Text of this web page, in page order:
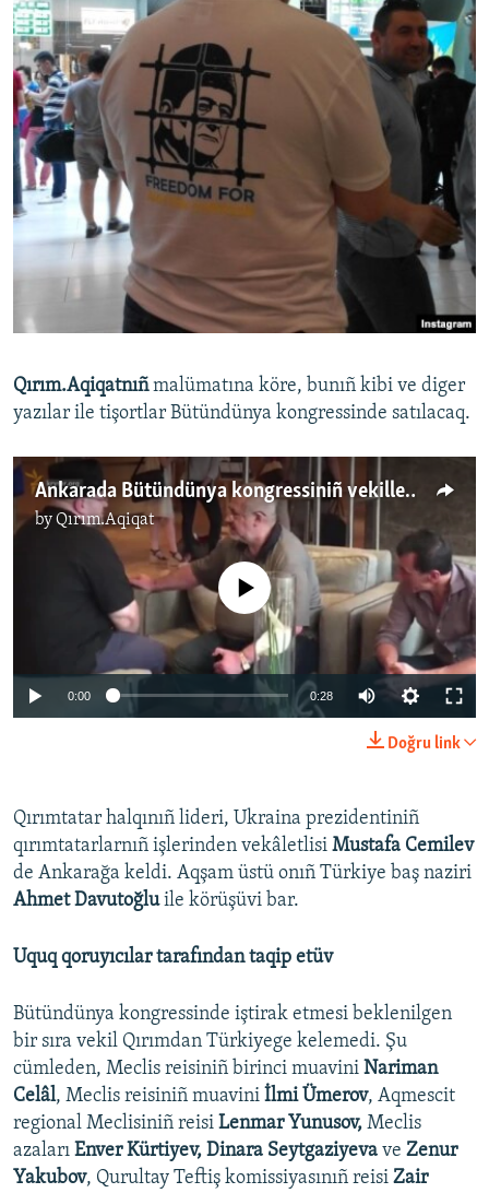
Qırım.Aqiqatnıñmalümatına köre, bunıñ kibi ve diger
yazılar ile tişortlar Bütündünya kongressinde satılacaq.
Ankarada Bütündünya kongressiniñ vekilleri (video)
byQırım.Aqiqat
No media source currently available
0:00 0:28
Doğru link
Qırımtatar halqınıñ lideri, Ukraina prezidentiniñ
qırımtatarlarnıñ işlerinden vekâletlisi Mustafa Cemilev
de Ankarağa keldi. Aqşam üstü onıñ Türkiye baş naziri
Ahmet Davutoğluile körüşüvi bar.
Uquq qoruyıcılar tarafından taqip etüv
Bütündünya kongressinde iştirak etmesi beklenilgen
bir sıra vekil Qırımdan Türkiyege kelemedi. Şu
cümleden, Meclis reisiniñ birinci muavini Nariman
Celâl, Meclis reisiniñ muavini İlmi Ümerov, Aqmescit
regional Meclisiniñ reisi Lenmar Yunusov, Meclis
azaları Enver Kürtiyev, Dinara Seytgaziyeva ve Zenur
Yakubov, Qurultay Teftiş komissiyasınıñ reisi Zair